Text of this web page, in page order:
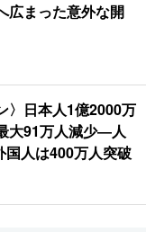
広まった意外な開
〉日本人1億2000万
大91万人減少―人
国人は400万人突破